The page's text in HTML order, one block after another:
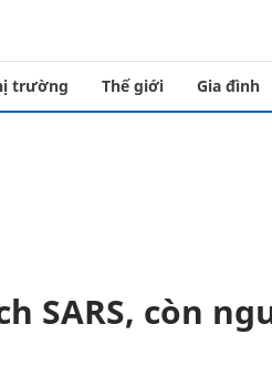
trường Thế giới Gia đình
SARS, còn